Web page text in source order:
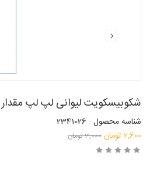
شکوبیسکویت لیوانی لپ لپ مقدار ۴۵ گرم
شناسه محصول : 2341026
قیمت
اصلی:
2,600 تومان
قیمت
3,000تومان